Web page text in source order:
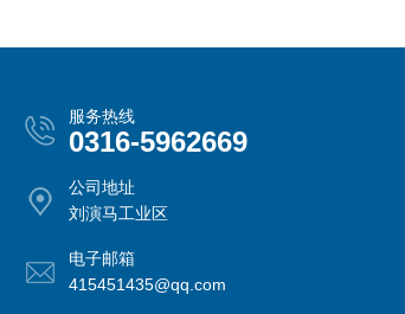
服务热线
0316-5962669
公司地址
刘演马工业区
电子邮箱
415451435@qq.com